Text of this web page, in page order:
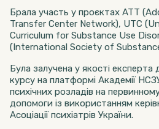
Брала участь у проєктах ATT
Transfer Center Network), UTC
Curriculum for Substance Use
(International Society of
Була залучена у якості
курсу на платформі Академії
психічних розладів на
допомоги із використанням
Асоціації психіатрів України.